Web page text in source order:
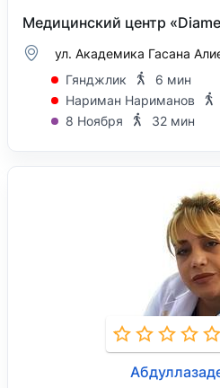
Медицинский центр
ул. Академика Гасана
Гянджлик
6 мин
Нариман Нариманов
8 Ноября
32 мин